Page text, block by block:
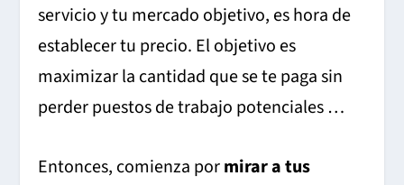
servicio y tu mercado objetivo, es hora de
establecer tu precio. El objetivo es
maximizar la cantidad que se te paga sin
perder puestos de trabajo potenciales …
Entonces, comienza pormirar a tus